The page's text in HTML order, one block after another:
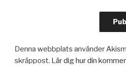
Denna webbplats använder
skräppost. Lär dig hur din